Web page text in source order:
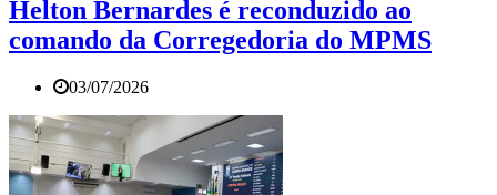
Helton Bernardes é reconduzido ao
comando da Corregedoria do MPMS
03/07/2026